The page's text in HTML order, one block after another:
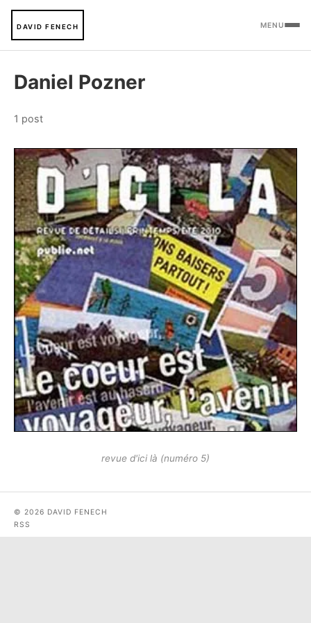
DAVID FENECH MENU
Daniel Pozner
1 post
revue d'ici là (numéro 5)
© 2026 DAVID FENECH
RSS